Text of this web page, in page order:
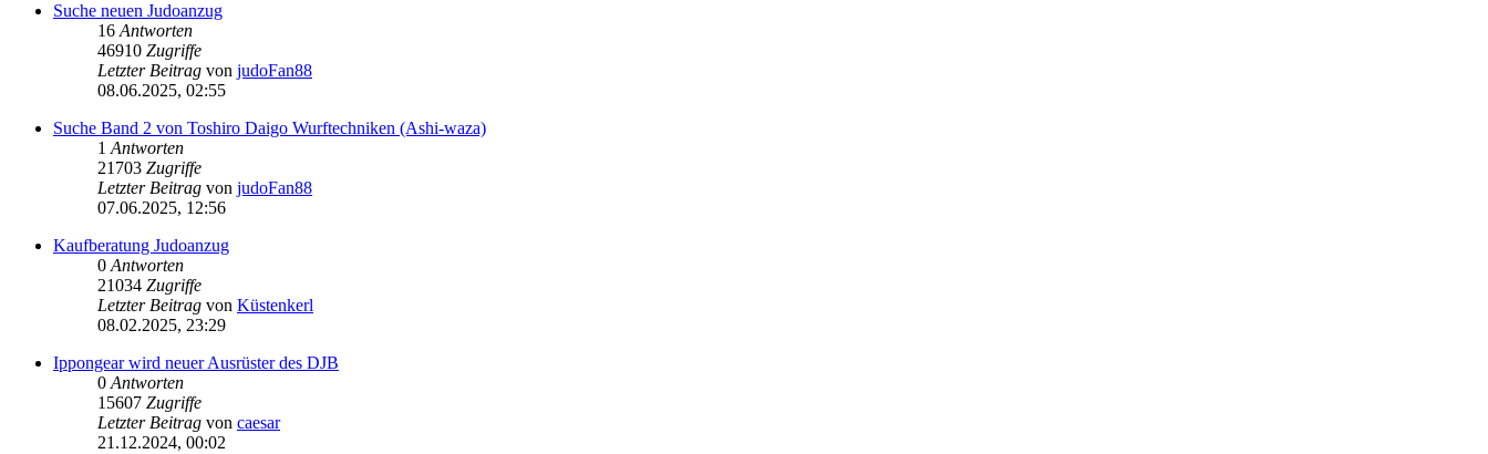
Suche neuen Judoanzug
16Antworten
46910 Zugriffe
Letzter Beitrag von judoFan88
08.06.2025, 02:55
Suche Band 2 von Toshiro Daigo Wurftechniken (Ashi-waza)
1Antworten
21703 Zugriffe
Letzter Beitrag von judoFan88
07.06.2025, 12:56
Kaufberatung Judoanzug
0Antworten
21034 Zugriffe
Letzter Beitrag von Küstenkerl
08.02.2025, 23:29
Ippongear wird neuer Ausrüster des DJB
0Antworten
15607 Zugriffe
Letzter Beitrag von caesar
21.12.2024, 00:02